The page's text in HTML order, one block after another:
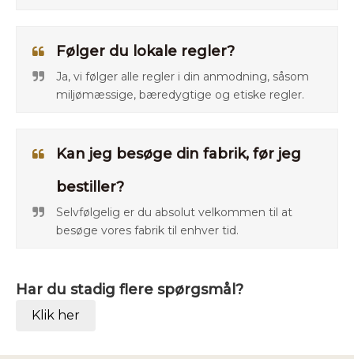
Følger du lokale regler?
Ja, vi følger alle regler i din anmodning, såsom
miljømæssige, bæredygtige og etiske regler.
Kan jeg besøge din fabrik, før jeg
bestiller?
Selvfølgelig er du absolut velkommen til at
besøge vores fabrik til enhver tid.
Har du stadig flere spørgsmål?
Klik her